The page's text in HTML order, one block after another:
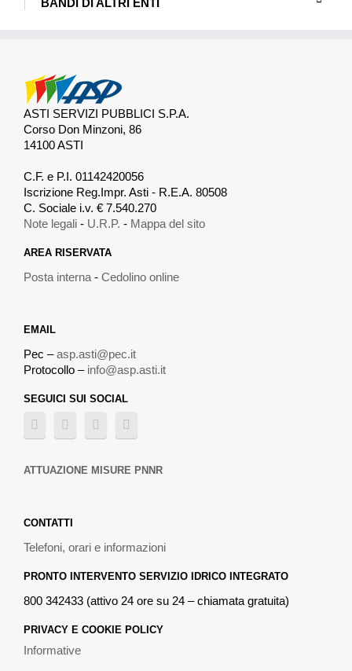
BANDI DI ALTRI ENTI
ASTI SERVIZI PUBBLICI S.P.A.
Corso Don Minzoni, 86
14100 ASTI
C.F. e P.I. 01142420056
Iscrizione Reg.Impr. Asti - R.E.A. 80508
C. Sociale i.v. € 7.540.270
Note legali - U.R.P. - Mappa del sito
AREA RISERVATA
Posta interna -Cedolino online
EMAIL
Pec –asp.asti@pec.it
Protocollo – info@asp.asti.it
SEGUICI SUI SOCIAL
ATTUAZIONE MISURE PNNR
CONTATTI
Telefoni, orari e informazioni
PRONTO INTERVENTO SERVIZIO IDRICO INTEGRATO
800 342433 (attivo 24 ore su 24 – chiamata gratuita)
PRIVACY E COOKIE POLICY
Informative